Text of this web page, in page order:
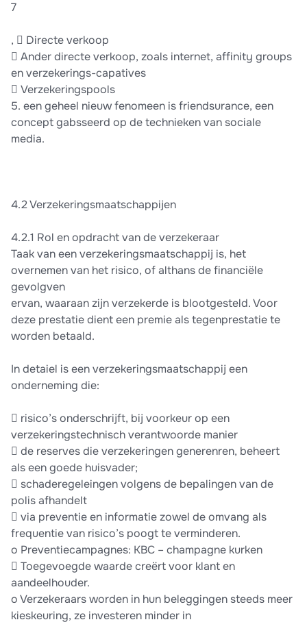
7
,  Directe verkoop
 Ander directe verkoop, zoals internet, affinity groups
en verzekerings-capatives
 Verzekeringspools
5. een geheel nieuw fenomeen is friendsurance, een
concept gabsseerd op de technieken van sociale
media.
4.2 Verzekeringsmaatschappijen
4.2.1 Rol en opdracht van de verzekeraar
Taak van een verzekeringsmaatschappij is, het
overnemen van het risico, of althans de financiële
gevolgven
ervan, waaraan zijn verzekerde is blootgesteld. Voor
deze prestatie dient een premie als tegenprestatie te
worden betaald.
In detaiel is een verzekeringsmaatschappij een
onderneming die:
 risico’s onderschrijft, bij voorkeur op een
verzekeringstechnisch verantwoorde manier
 de reserves die verzekeringen generenren, beheert
als een goede huisvader;
 schaderegeleingen volgens de bepalingen van de
polis afhandelt
 via preventie en informatie zowel de omvang als
frequentie van risico’s poogt te verminderen.
o Preventiecampagnes: KBC – champagne kurken
 Toegevoegde waarde creërt voor klant en
aandeelhouder.
o Verzekeraars worden in hun beleggingen steeds meer
kieskeuring, ze investeren minder in